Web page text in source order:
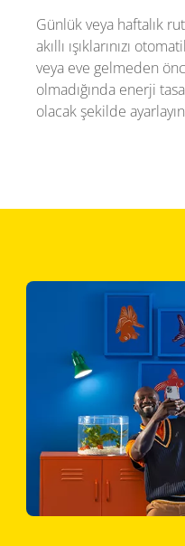
Günlük veya haftalık
akıllı ışıklarınızı
veya eve gelmeden
olmadığında enerji
olacak şekilde